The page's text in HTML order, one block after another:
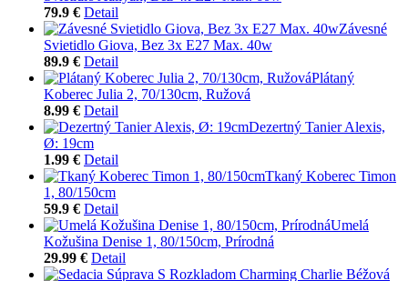
79.9 € Detail
Závesné
Svietidlo Giova, Bez 3x E27 Max. 40w
89.9 € Detail
Plátaný
Koberec Julia 2, 70/130cm, Ružová
8.99 € Detail
Dezertný Tanier Alexis,
Ø: 19cm
1.99 € Detail
Tkaný Koberec Timon
1, 80/150cm
59.9 € Detail
Umelá
Kožušina Denise 1, 80/150cm, Prírodná
29.99 € Detail